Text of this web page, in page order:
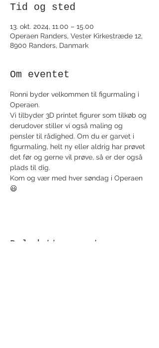
Tid og sted
13. okt. 2024, 11.00 – 15.00
Operaen Randers, Vester Kirkestræde 12,
8900 Randers, Danmark
Om eventet
Ronni byder velkommen til figurmaling i
Operaen.
Vi tilbyder 3D printet figurer som tilkøb og
derudover stiller vi også maling og
pensler til rådighed. Om du er garvet i
figurmaling, helt ny eller aldrig har prøvet
det før og gerne vil prøve, så er der også
plads til dig.
Kom og vær med hver søndag i Operaen
😃
Del dette event